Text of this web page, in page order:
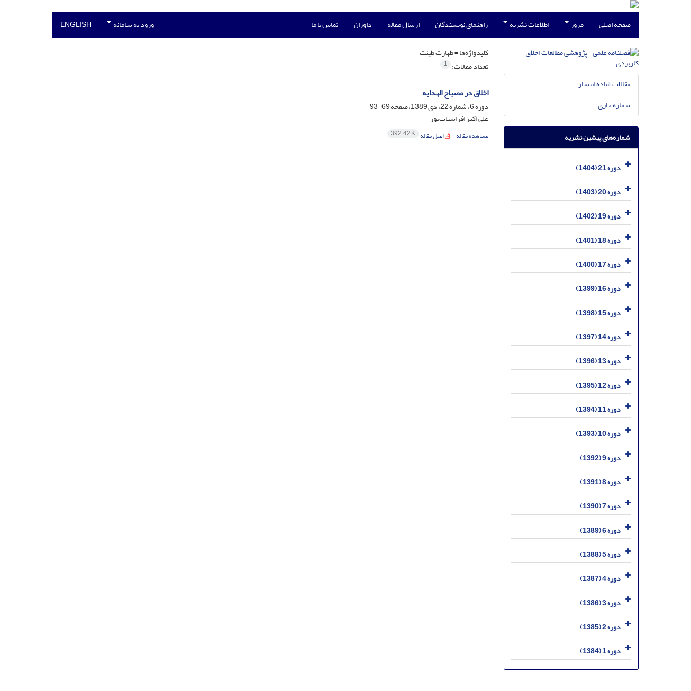
صفحه اصلی مرور اطلاعات نشریه راهنمای نویسندگان ارسال مقاله داوران تماس با ما ورود به سامانه ENGLISH
کلیدواژه‌ها =طهارت طینت
تعداد مقالات: 1
اخلاق در مصباح الهدایه
دوره 6، شماره 22، دی 1389، صفحه
69-93
علی اکبر افراسیاب‌پور
مشاهده مقاله اصل مقاله 392.42 K
مقالات آماده انتشار
شماره جاری
شماره‌های پیشین نشریه
دوره 21 (1404)
دوره 20 (1403)
دوره 19 (1402)
دوره 18 (1401)
دوره 17 (1400)
دوره 16 (1399)
دوره 15 (1398)
دوره 14 (1397)
دوره 13 (1396)
دوره 12 (1395)
دوره 11 (1394)
دوره 10 (1393)
دوره 9 (1392)
دوره 8 (1391)
دوره 7 (1390)
دوره 6 (1389)
دوره 5 (1388)
دوره 4 (1387)
دوره 3 (1386)
دوره 2 (1385)
دوره 1 (1384)